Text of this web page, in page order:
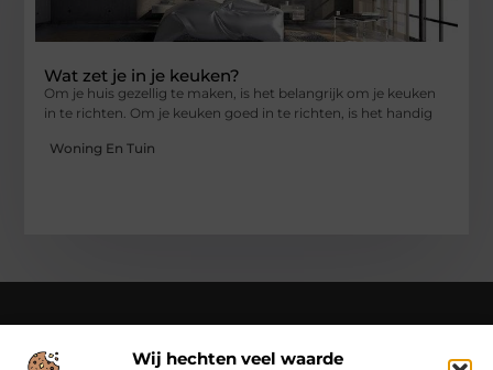
Wij hechten veel waarde
Wat zet je in je keuken?
Om je huis gezellig te maken, is het belangrijk om je keuken
in te richten. Om je keuken goed in te richten, is het handig
Woning En Tuin
Over Cn-flex